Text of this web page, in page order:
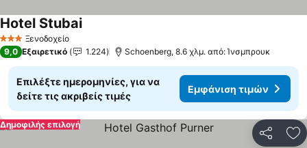
3 ΑστέριαΞενοδοχείο
Hotel Stubai
9,0 Εξαιρετικό 1.224 Schoenberg, 8.6 χλμ. από: Ίνσμπρουκ
Επιλέξτε ημερομηνίες, για να
δείτε τις ακριβείς τιμές
Εμφάνιση τιμών
Δημοφιλής επιλογή